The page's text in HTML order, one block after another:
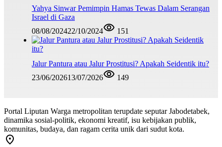
Yahya Sinwar Pemimpin Hamas Tewas Dalam Serangan
Israel di Gaza
08/08/202422/10/2024 151
Jalur Pantura atau Jalur Prostitusi? Apakah Seidentik itu?
23/06/202613/07/2026 149
Portal Liputan Warga metropolitan terupdate seputar Jabodetabek,
dinamika sosial-politik, ekonomi kreatif, isu kebijakan publik,
komunitas, budaya, dan ragam cerita unik dari sudut kota.